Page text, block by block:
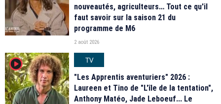
nouveautés, agriculteurs… Tout ce qu'il
faut savoir sur la saison 21 du
programme de M6
2 août 2026
player2
TV
"Les Apprentis aventuriers" 2026 :
Laureen et Tino de "L'île de la tentation",
Anthony Matéo, Jade Leboeuf... Le